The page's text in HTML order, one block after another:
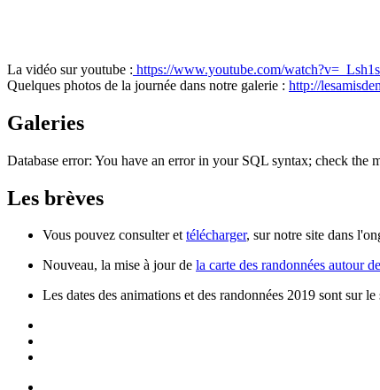
La vidéo sur youtube : https://www.youtube.com/
Quelques photos de la journée dans notre galerie : http://
Galeries
Database error: You have an error in your SQL syntax; check
Les brèves
Vous pouvez consulter ettélécharger, sur notre site dans
Nouveau, la mise à jour de la carte des randonnées autour
Les dates des animations et des randonnées 2019 sont sur le